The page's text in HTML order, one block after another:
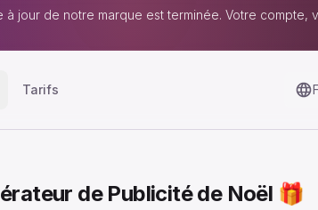
à jour de notre marque est terminée. Votre compte,
Tarifs
de Publicité de Noël 🎁